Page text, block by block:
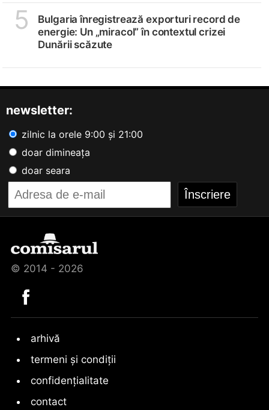
5
Bulgaria înregistrează exporturi record de
energie: Un „miracol” în contextul crizei
Dunării scăzute
newsletter:
zilnic la orele 9:00 și 21:00
doar dimineața
doar seara
© 2014 - 2026
arhivă
termeni și condiții
confidențialitate
contact